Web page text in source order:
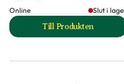
Online
Slut i
Till Produkten
till